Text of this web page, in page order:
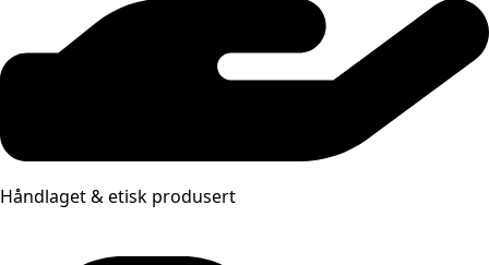
Håndlaget & etisk produsert